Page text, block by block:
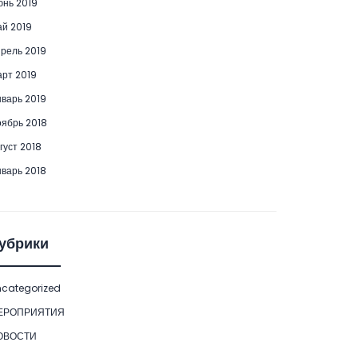
2019
2019
2019
2019
2019
2018
2018
2018